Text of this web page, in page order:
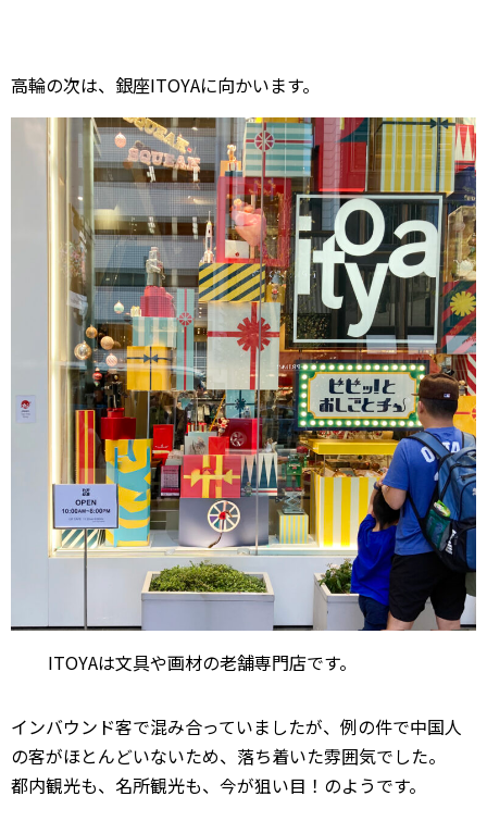
高輪の次は、銀座ITOYAに向かいます。
ITOYAは文具や画材の老舗専門店です。
インバウンド客で混み合っていましたが、例の件で中国人
の客がほとんどいないため、落ち着いた雰囲気でした。
都内観光も、名所観光も、今が狙い目！のようです。